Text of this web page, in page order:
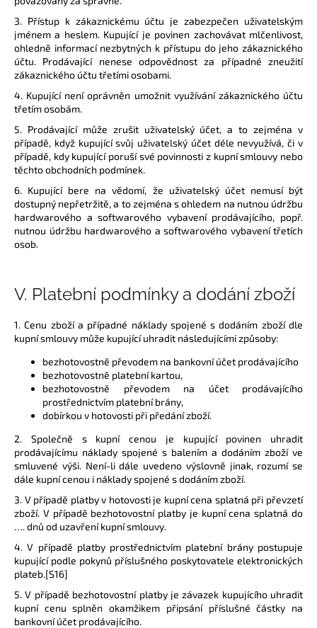
3. Přístup k zákaznickému účtu je zabezpečen uživatelským
jménem a heslem. Kupující je povinen zachovávat mlčenlivost,
ohledně informací nezbytných k přístupu do jeho zákaznického
účtu. Prodávající nenese odpovědnost za případné zneužití
zákaznického účtu třetími osobami.
4. Kupující není oprávněn umožnit využívání zákaznického účtu
třetím osobám.
5. Prodávající může zrušit uživatelský účet, a to zejména v
případě, když kupující svůj uživatelský účet déle nevyužívá, či v
případě, kdy kupující poruší své povinnosti z kupní smlouvy nebo
těchto obchodních podmínek.
6. Kupující bere na vědomí, že uživatelský účet nemusí být
dostupný nepřetržitě, a to zejména s ohledem na nutnou údržbu
hardwarového a softwarového vybavení prodávajícího, popř.
nutnou údržbu hardwarového a softwarového vybavení třetích
osob.
V. Platební podmínky a dodání zboží
1. Cenu zboží a případné náklady spojené s dodáním zboží dle
kupní smlouvy může kupující uhradit následujícími způsoby:
bezhotovostně převodem na bankovní účet prodávajícího
bezhotovostně platební kartou,
bezhotovostně převodem na účet prodávajícího
prostřednictvím platební brány,
dobírkou v hotovosti při předání zboží.
2. Společně s kupní cenou je kupující povinen uhradit
prodávajícímu náklady spojené s balením a dodáním zboží ve
smluvené výši. Není-li dále uvedeno výslovně jinak, rozumí se
dále kupní cenou i náklady spojené s dodáním zboží.
3. V případě platby v hotovosti je kupní cena splatná při převzetí
zboží. V případě bezhotovostní platby je kupní cena splatná do
…. dnů od uzavření kupní smlouvy.
4. V případě platby prostřednictvím platební brány postupuje
kupující podle pokynů příslušného poskytovatele elektronických
plateb.[S16]
5. V případě bezhotovostní platby je závazek kupujícího uhradit
kupní cenu splněn okamžikem připsání příslušné částky na
bankovní účet prodávajícího.